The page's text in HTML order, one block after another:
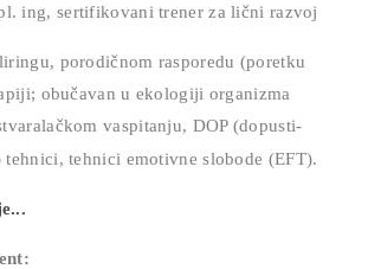
ing, sertifikovani trener za lični razvoj
porodičnom rasporedu (poretku
obučavan u ekologiji organizma
vaspitanju, DOP (dopusti-
tehnici,tehnici emotivne slobode (EFT).